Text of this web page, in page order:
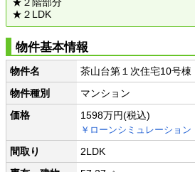
★２階部分
★２LDK
物件基本情報
物件名
茶山台第１次住宅10号棟
物件種別
マンション
価格
1598万円(税込)
￥ローンシミュレーション
間取り
2LDK